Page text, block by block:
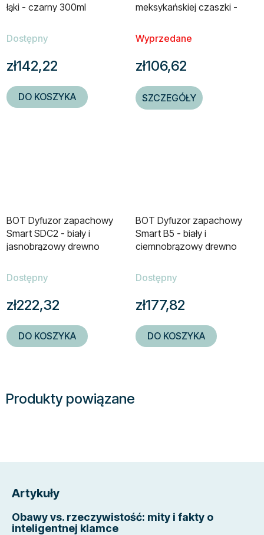
Produkty powiązane
łąki - czarny 300ml
Dostępny
zł142,22
DO KOSZYKA
meksykańskiej czaszki -
Wyprzedane
zł106,62
SZCZEGÓŁY
BOT Dyfuzor zapachowy
Smart SDC2 - biały i
jasnobrązowy drewno
Dostępny
zł222,32
DO KOSZYKA
BOT Dyfuzor zapachowy
Smart B5 - biały i
ciemnobrązowy drewno
Dostępny
zł177,82
DO KOSZYKA
Artykuły
Obawy vs. rzeczywistość: mity i fakty o
inteligentnej klamce